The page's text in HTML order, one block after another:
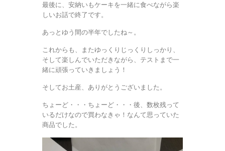
最後に、安納いもケーキを一緒に食べながら楽
しいお話で終了です。
あっとゆう間の半年でしたね～。
これからも、またゆっくりじっくりしっかり、
そして楽しんでいただきながら、テストまで一
緒に頑張っていきましょう！
そしてお土産、ありがとうございました。
ちょーど・・・ちょーど・・・後、数枚残って
いるだけなので買わなきゃ！なんて思っていた
商品でした。